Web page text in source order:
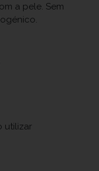
a pele. Sem
utilizar